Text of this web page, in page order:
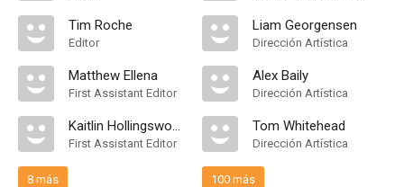
Tim Roche
Editor
Matthew Ellena
First Assistant Editor
Kaitlin Hollingsworth
First Assistant Editor
8 más
Liam Georgensen
Dirección Artística
Alex Baily
Dirección Artística
Tom Whitehead
Dirección Artística
100 más